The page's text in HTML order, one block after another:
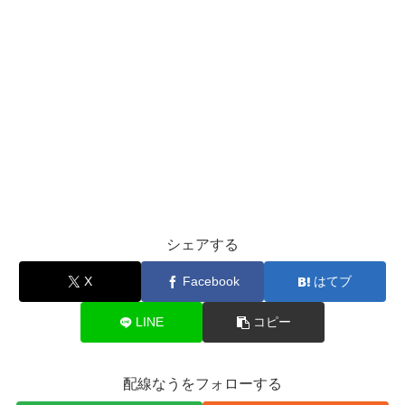
シェアする
X Facebook はてブ
LINE コピー
配線なうをフォローする